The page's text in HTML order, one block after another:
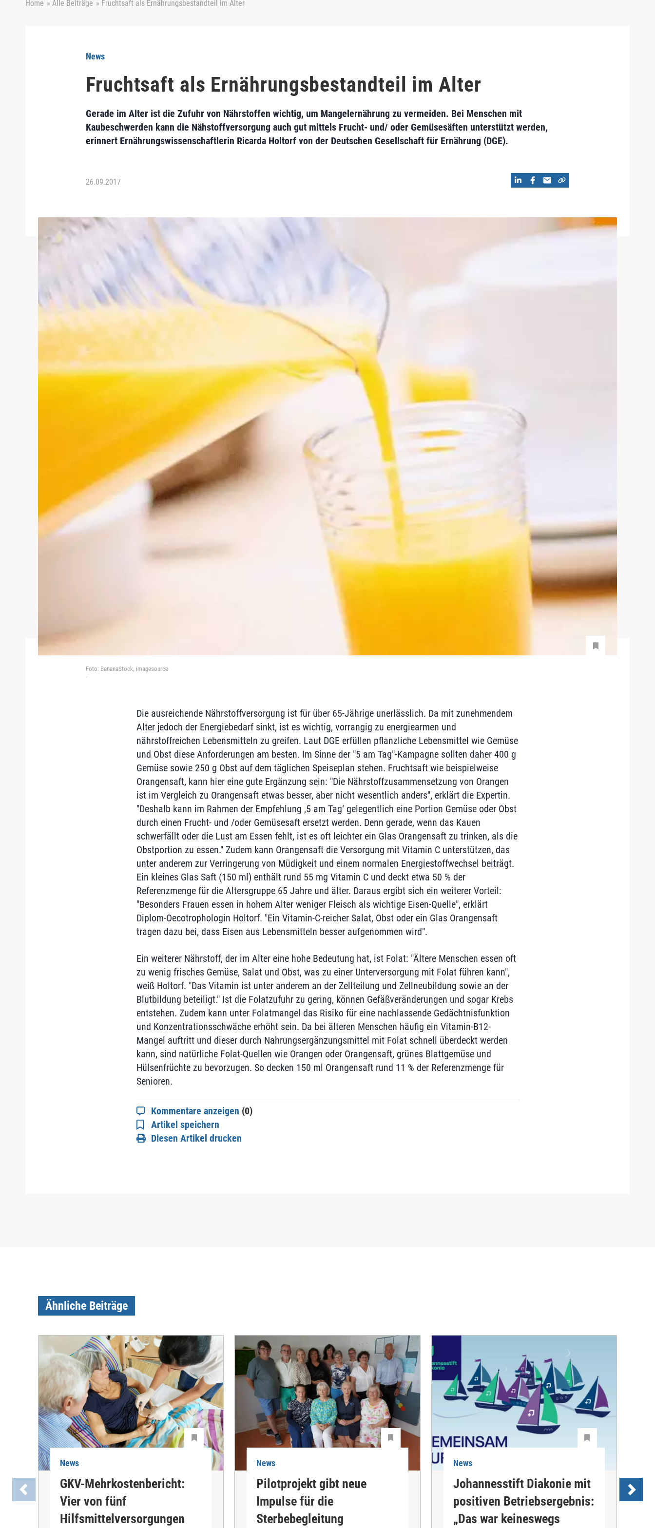
Home » Alle Beiträge » Fruchtsaft als Ernährungsbestandteil im Alter
News
Fruchtsaft als Ernährungsbestandteil im Alter
Gerade im Alter ist die Zufuhr von Nährstoffen wichtig, um Mangelernährung zu vermeiden. Bei Menschen mit
Kaubeschwerden kann die Nähstoffversorgung auch gut mittels Frucht- und/ oder Gemüsesäften unterstützt werden,
erinnert Ernährungswissenschaftlerin Ricarda Holtorf von der Deutschen Gesellschaft für Ernährung (DGE).
26.09.2017
Foto: BananaStock, imagesource
-
Die ausreichende Nährstoffversorgung ist für über 65-Jährige unerlässlich. Da mit zunehmendem
Alter jedoch der Energiebedarf sinkt, ist es wichtig, vorrangig zu energiearmen und
nährstoffreichen Lebensmitteln zu greifen. Laut DGE erfüllen pflanzliche Lebensmittel wie Gemüse
und Obst diese Anforderungen am besten. Im Sinne der "5 am Tag"-Kampagne sollten daher 400 g
Gemüse sowie 250 g Obst auf dem täglichen Speiseplan stehen. Fruchtsaft wie beispielweise
Orangensaft, kann hier eine gute Ergänzung sein: "Die Nährstoffzusammensetzung von Orangen
ist im Vergleich zu Orangensaft etwas besser, aber nicht wesentlich anders", erklärt die Expertin.
"Deshalb kann im Rahmen der Empfehlung ‚5 am Tag‘ gelegentlich eine Portion Gemüse oder Obst
durch einen Frucht- und /oder Gemüsesaft ersetzt werden. Denn gerade, wenn das Kauen
schwerfällt oder die Lust am Essen fehlt, ist es oft leichter ein Glas Orangensaft zu trinken, als die
Obstportion zu essen." Zudem kann Orangensaft die Versorgung mit Vitamin C unterstützen, das
unter anderem zur Verringerung von Müdigkeit und einem normalen Energiestoffwechsel beiträgt.
Ein kleines Glas Saft (150 ml) enthält rund 55 mg Vitamin C und deckt etwa 50 % der
Referenzmenge für die Altersgruppe 65 Jahre und älter. Daraus ergibt sich ein weiterer Vorteil:
"Besonders Frauen essen in hohem Alter weniger Fleisch als wichtige Eisen-Quelle", erklärt
Diplom-Oecotrophologin Holtorf. "Ein Vitamin-C-reicher Salat, Obst oder ein Glas Orangensaft
tragen dazu bei, dass Eisen aus Lebensmitteln besser aufgenommen wird".
Ein weiterer Nährstoff, der im Alter eine hohe Bedeutung hat, ist Folat: "Ältere Menschen essen oft
zu wenig frisches Gemüse, Salat und Obst, was zu einer Unterversorgung mit Folat führen kann",
weiß Holtorf. "Das Vitamin ist unter anderem an der Zellteilung und Zellneubildung sowie an der
Blutbildung beteiligt." Ist die Folatzufuhr zu gering, können Gefäßveränderungen und sogar Krebs
entstehen. Zudem kann unter Folatmangel das Risiko für eine nachlassende Gedächtnisfunktion
und Konzentrationsschwäche erhöht sein. Da bei älteren Menschen häufig ein Vitamin-B12-
Mangel auftritt und dieser durch Nahrungsergänzungsmittel mit Folat schnell überdeckt werden
kann, sind natürliche Folat-Quellen wie Orangen oder Orangensaft, grünes Blattgemüse und
Hülsenfrüchte zu bevorzugen. So decken 150 ml Orangensaft rund 11 % der Referenzmenge für
Senioren.
Kommentare anzeigen (0)
Artikel speichern
Diesen Artikel drucken
Ähnliche Beiträge
News
GKV-Mehrkostenbericht:
Vier von fünf
Hilfsmittelversorgungen
News
Pilotprojekt gibt neue
Impulse für die
Sterbebegleitung
News
Johannesstift Diakonie mit
positiven Betriebsergebnis:
„Das war keineswegs